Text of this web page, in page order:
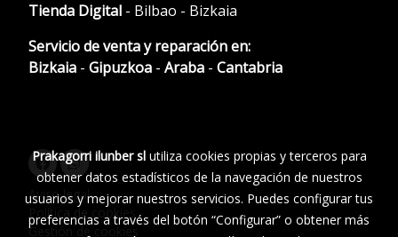
Tienda Digital - Bilbao - Bizkaia
Servicio de venta y reparación en:
Bizkaia - Gipuzkoa - Araba - Cantabria
Aviso legal
Política de cookies
Gestión de cookies
Prakagorri ilunber slutiliza cookies propias y terceros para
obtener datos estadísticos de la navegación de nuestros
usuarios y mejorar nuestros servicios. Puedes configurar tus
preferencias a través del botón “Configurar” o obtener más